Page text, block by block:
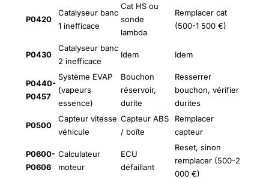
P0420
Catalyseur banc
1 inefficace
Cat HS ou
sonde
lambda
Remplacer cat
(500-1 500 €)
P0430
Catalyseur banc
2 inefficace
Idem Idem
P0440-
P0457
Système EVAP
(vapeurs
essence)
Bouchon
réservoir,
durite
Resserrer
bouchon, vérifier
durites
P0500
Capteur vitesse
véhicule
Capteur ABS
/ boîte
Remplacer
capteur
P0600-
P0606
Calculateur
moteur
ECU
défaillant
Reset, sinon
remplacer (500-2
000 €)